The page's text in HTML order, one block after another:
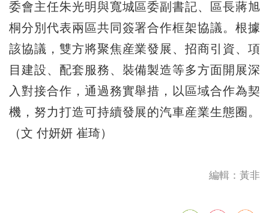
委會主任朱光明與寬城區委副書記、區長蔣旭
桐分別代表兩區共同簽署合作框架協議。根據
該協議，雙方將聚焦産業發展、招商引資、項
目建設、配套服務、裝備製造等多方面開展深
入對接合作，通過務實舉措，以區域合作為契
機，努力打造可持續發展的汽車産業生態圈。
（文 付妍妍 崔琦）
編輯：黃非